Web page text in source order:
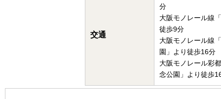
交通
分
大阪モノレール線
徒歩9分
大阪モノレール線
園」より徒歩16分
大阪モノレール彩
念公園」より徒歩